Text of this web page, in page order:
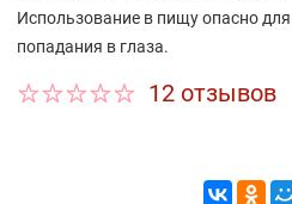
Использование в пищу опасно
попадания в глаза.
12 отзывов